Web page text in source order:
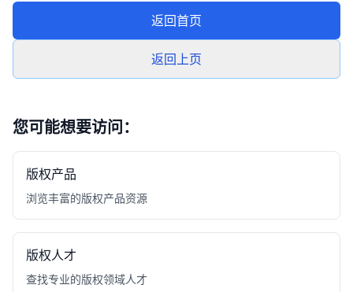
返回首页
返回上页
您可能想要访问：
版权产品
浏览丰富的版权产品资源
版权人才
查找专业的版权领域人才